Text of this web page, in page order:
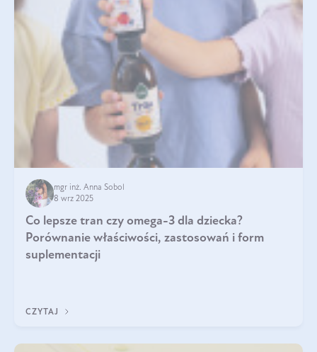
mgr inż. Anna Sobol
8 wrz 2025
Co lepsze tran czy omega-3 dla dziecka?
Porównanie właściwości, zastosowań i form
suplementacji
CZYTAJ